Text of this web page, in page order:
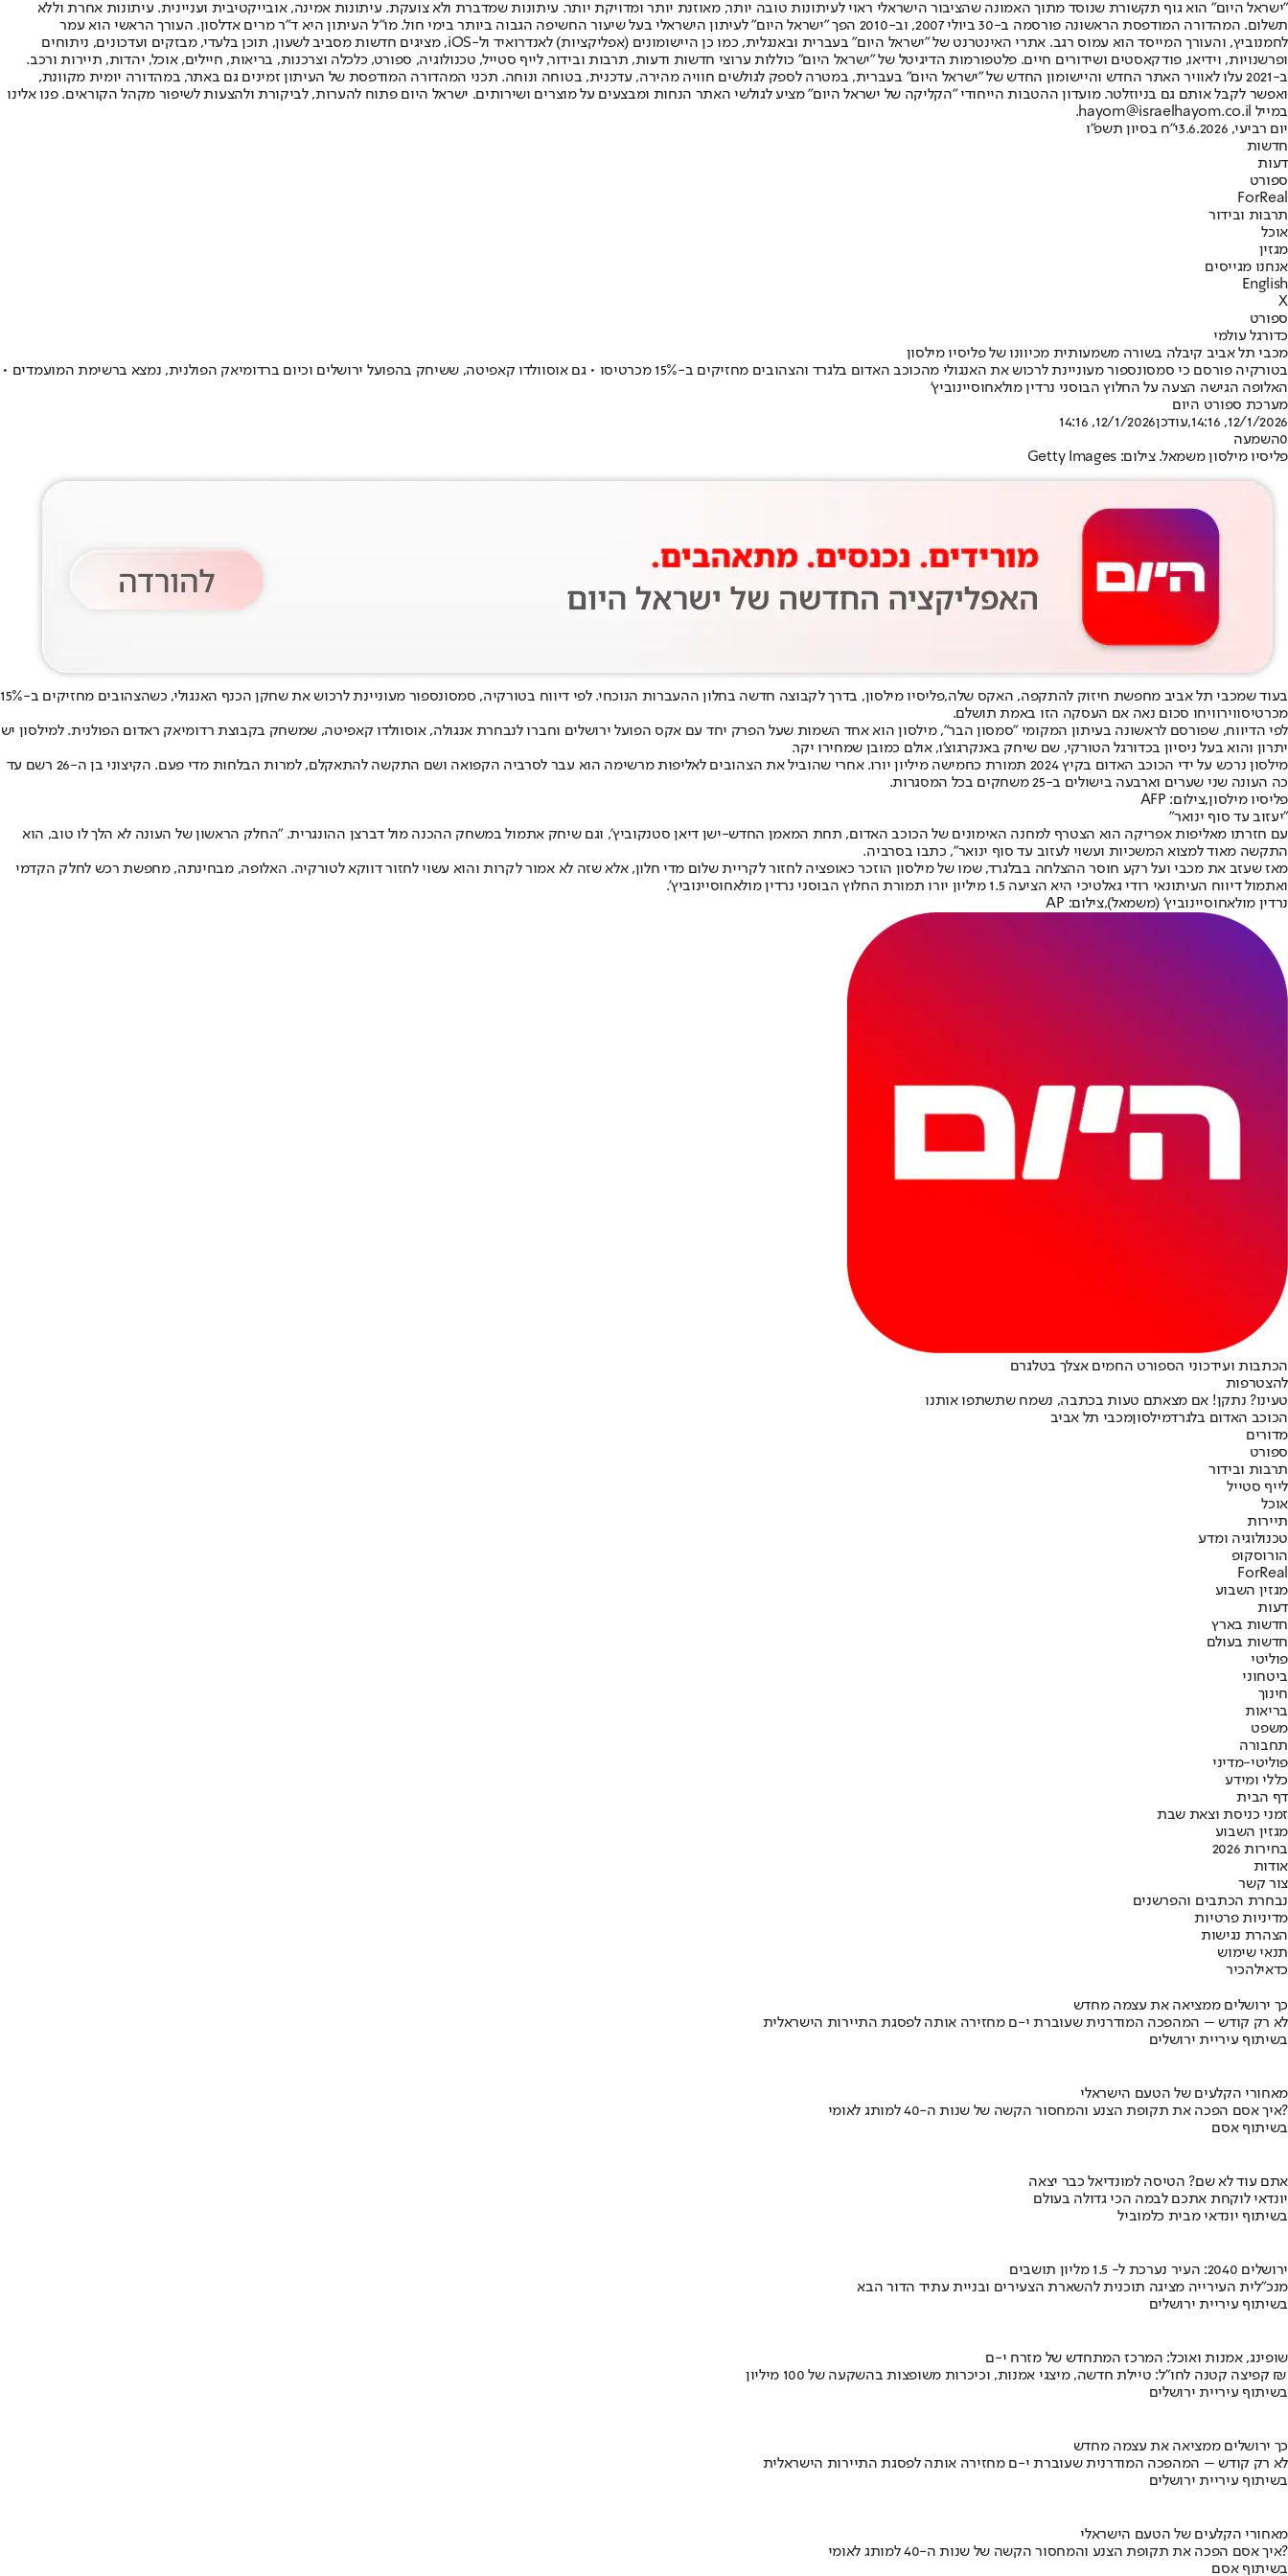
"ישראל היום" הוא גוף תקשורת שנוסד מתוך האמונה שהציבור הישראלי ראוי לעיתונות טובה יותר, מאוזנת יותר ומדויקת יותר. עיתונות שמדברת ולא צועקת. עיתונות אמינה, אובייקטיבית ועניינית. עיתונות אחרת וללא
תשלום. המהדורה המודפסת הראשונה פורסמה ב-30 ביולי 2007, וב-2010 הפך "ישראל היום" לעיתון הישראלי בעל שיעור החשיפה הגבוה ביותר בימי חול. מו"ל העיתון היא ד"ר מרים אדלסון. העורך הראשי הוא עמר
לחמנוביץ, והעורך המייסד הוא עמוס רגב. אתרי האינטרנט של "ישראל היום" בעברית ובאנגלית, כמו כן היישומונים (אפליקציות) לאנדרואיד ול-iOS, מציגים חדשות מסביב לשעון, תוכן בלעדי, מבזקים ועדכונים, ניתוחים
ופרשנויות, וידיאו, פודקאסטים ושידורים חיים. פלטפורמות הדיגיטל של "ישראל היום" כוללות ערוצי חדשות ודעות, תרבות ובידור, לייף סטייל, טכנולוגיה, ספורט, כלכלה וצרכנות, בריאות, חיילים, אוכל, יהדות, תיירות ורכב.
ב-2021 עלו לאוויר האתר החדש והיישומון החדש של "ישראל היום" בעברית, במטרה לספק לגולשים חוויה מהירה, עדכנית, בטוחה ונוחה. תכני המהדורה המודפסת של העיתון זמינים גם באתר, במהדורה יומית מקוונת,
ואפשר לקבל אותם גם בניוזלטר. מועדון ההטבות הייחודי "הקליקה של ישראל היום" מציע לגולשי האתר הנחות ומבצעים על מוצרים ושירותים. ישראל היום פתוח להערות, לביקורת ולהצעות לשיפור מקהל הקוראים. פנו אלינו
במייל hayom@israelhayom.co.il.
יום רביעי, 3.6.2026
י"ח בסיון תשפ"ו
חדשות
דעות
ספורט
ForReal
תרבות ובידור
אוכל
מגזין
אנחנו מגייסים
English
X
ספורט
כדורגל עולמי
מכבי תל אביב קיבלה בשורה משמעותית מכיוונו של פליסיו מילסון
בטורקיה פורסם כי סמסונספור מעוניינת לרכוש את האנגולי מהכוכב האדום בלגרד והצהובים מחזיקים ב-15% מכרטיסו • גם אוסוולדו קאפיטה, ששיחק בהפועל ירושלים וכיום ברדומיאק הפולנית, נמצא ברשימת המועמדים •
האלופה הגישה הצעה על החלוץ הבוסני נרדין מולאחוסיינוביץ'
מערכת ספורט היום
12/1/2026, 14:16
,עודכן12/1/2026, 14:16
0השמעה
פליסיו מילסון משמאל. צילום: Getty Images
בעוד שמכבי תל אביב מחפשת חיזוק להתקפה, האקס שלה,פליסיו מילסון, בדרך לקבוצה חדשה בחלון ההעברות הנוכחי. לפי דיווח בטורקיה, סמסונספור מעוניינת לרכוש את שחקן הכנף האנגולי, כש
הצהובים מחזיקים ב-15%
מכרטיסווירוויחו סכום נאה אם העסקה הזו באמת תושלם.
לפי הדיווח, שפורסם לראשונה בעיתון המקומי "סמסון הבר", מילסון הוא אחד השמות שעל הפרק יחד עם אקס הפועל ירושלים וחברו לנבחרת אנגולה, אוסוולדו קאפיטה, שמשחק בקבוצת רדומיאק ראדום הפולנית. למילסון יש
יתרון והוא בעל ניסיון בכדורגל הטורקי, שם שיחק באנקרגוצ'ו, אולם כמובן שמחירו יקר.
מילסון נרכש על ידי הכוכב האדום בקיץ 2024 תמורת כחמישה מיליון יורו. אחרי שהוביל את הצהובים לאליפות מרשימה הוא עבר לסרביה הקפואה ושם התקשה להתאקלם, למרות הבלחות מדי פעם. הקיצוני בן ה-26 רשם עד
כה העונה שני שערים וארבעה בישולים ב-25 משחקים בכל המסגרות.
פליסיו מילסון,צילום: AFP
"יעזוב עד סוף ינואר"
עם חזרתו מאליפות אפריקה הוא הצטרף למחנה האימונים של הכוכב האדום, תחת המאמן החדש-ישן דיאן סטנקוביץ', וגם שיחק אתמול במשחק ההכנה מול דברצן ההונגרית. "החלק הראשון של העונה לא הלך לו טוב, הוא
התקשה מאוד למצוא המשכיות ועשוי לעזוב עד סוף ינואר", כתבו בסרביה.
מאז שעזב את מכבי ועל רקע חוסר ההצלחה בבלגרד, שמו של מילסון הוזכר כאופציה לחזור לקריית שלום מדי חלון, אלא שזה לא אמור לקרות והוא עשוי לחזור דווקא לטורקיה. האלופה, מבחינתה, מחפשת רכש לחלק הקדמי
ואתמול דיווח העיתונאי רודי גאלטיכי היא הציעה 1.5 מיליון יורו תמורת החלוץ הבוסני נרדין מולאחוסיינוביץ'.
נרדין מולאחוסיינוביץ' (משמאל),צילום: AP
הכתבות ועידכוני הספורט החמים אצלך בטלגרם
להצטרפות
טעינו? נתקן! אם מצאתם טעות בכתבה, נשמח שתשתפו אותנו
הכוכב האדום בלגרדמילסוןמכבי תל אביב
מדורים
ספורט
תרבות ובידור
לייף סטייל
אוכל
תיירות
טכנולוגיה ומדע
הורוסקופ
ForReal
מגזין השבוע
דעות
חדשות בארץ
חדשות בעולם
פוליטי
ביטחוני
חינוך
בריאות
משפט
תחבורה
פוליטי-מדיני
כללי ומידע
דף הבית
זמני כניסת וצאת שבת
מגזין השבוע
בחירות 2026
אודות
צור קשר
נבחרת הכתבים והפרשנים
מדיניות פרטיות
הצהרת נגישות
תנאי שימוש
כדאילהכיר
כך ירושלים ממציאה את עצמה מחדש
לא רק קודש – המהפכה המודרנית שעוברת י-ם מחזירה אותה לפסגת התיירות הישראלית
בשיתוף עיריית ירושלים
מאחורי הקלעים של הטעם הישראלי
איך אסם הפכה את תקופת הצנע והמחסור הקשה של שנות ה-40 למותג לאומי?
בשיתוף אסם
אתם עוד לא שם? הטיסה למונדיאל כבר יצאה
יונדאי לוקחת אתכם לבמה הכי גדולה בעולם
בשיתוף יונדאי מבית כלמוביל
ירושלים 2040: העיר נערכת ל- 1.5 מליון תושבים
מנכ"לית העירייה מציגה תוכנית להשארת הצעירים ובניית עתיד הדור הבא
בשיתוף עיריית ירושלים
שופינג, אמנות ואוכל: המרכז המתחדש של מזרח י-ם
קפיצה קטנה לחו"ל: טיילת חדשה, מיצגי אמנות, וכיכרות משופצות בהשקעה של 100 מיליון ₪
בשיתוף עיריית ירושלים
כך ירושלים ממציאה את עצמה מחדש
לא רק קודש – המהפכה המודרנית שעוברת י-ם מחזירה אותה לפסגת התיירות הישראלית
בשיתוף עיריית ירושלים
מאחורי הקלעים של הטעם הישראלי
איך אסם הפכה את תקופת הצנע והמחסור הקשה של שנות ה-40 למותג לאומי?
בשיתוף אסם